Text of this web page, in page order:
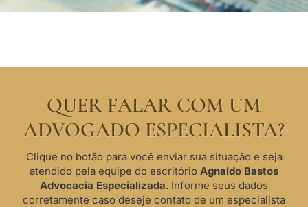
QUER FALAR COM UM
ADVOGADO ESPECIALISTA?
Clique no botão para você enviar sua situação e seja
atendido pela equipe do escritório Agnaldo Bastos
Advocacia Especializada. Informe seus dados
corretamente caso deseje contato de um especialista